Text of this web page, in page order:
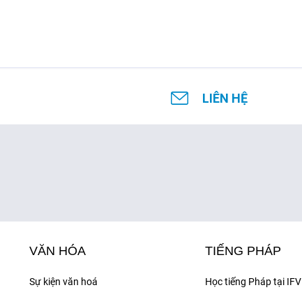
LIÊN HỆ
VĂN HÓA
Sự kiện văn hoá
TIẾNG PHÁP
Học tiếng Pháp tại IFV